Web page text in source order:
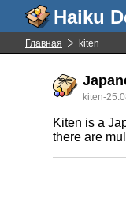
Главная kiten
kiten-
Kiten is a
there are